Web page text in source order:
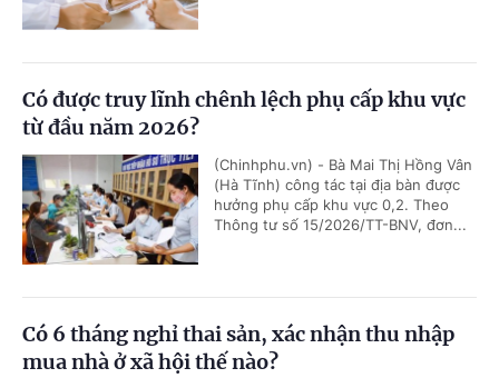
Có được truy lĩnh chênh lệch phụ cấp khu vực
từ đầu năm 2026?
(Chinhphu.vn) - Bà Mai Thị Hồng Vân
(Hà Tĩnh) công tác tại địa bàn được
hưởng phụ cấp khu vực 0,2. Theo
Thông tư số 15/2026/TT-BNV, đơn...
Có 6 tháng nghỉ thai sản, xác nhận thu nhập
mua nhà ở xã hội thế nào?